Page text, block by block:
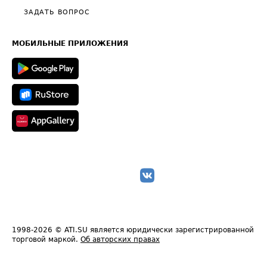
Общие положения
Полезное по перевозкам
Техническая информация
ЗАДАТЬ ВОПРОС
МОБИЛЬНЫЕ ПРИЛОЖЕНИЯ
1998-2026 © ATI.SU является юридически зарегистрированной
торговой маркой. Об авторских правах